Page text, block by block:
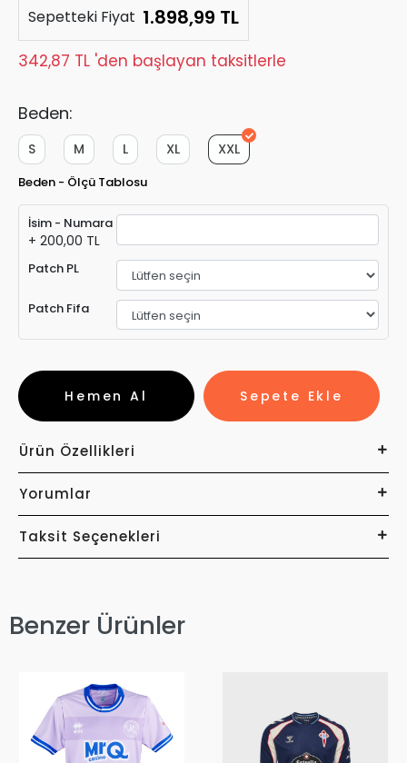
Sepetteki Fiyat 1.898,99 TL
342,87 TL 'den başlayan taksitlerle
Beden:
XXL
XL
L
M
S
Beden - Ölçü Tablosu
İsim - Numara
+ 200,00 TL
Patch PL
Patch Fifa
Sepete Ekle
Hemen Al
Ürün Özellikleri
Yorumlar
Taksit Seçenekleri
Benzer Ürünler